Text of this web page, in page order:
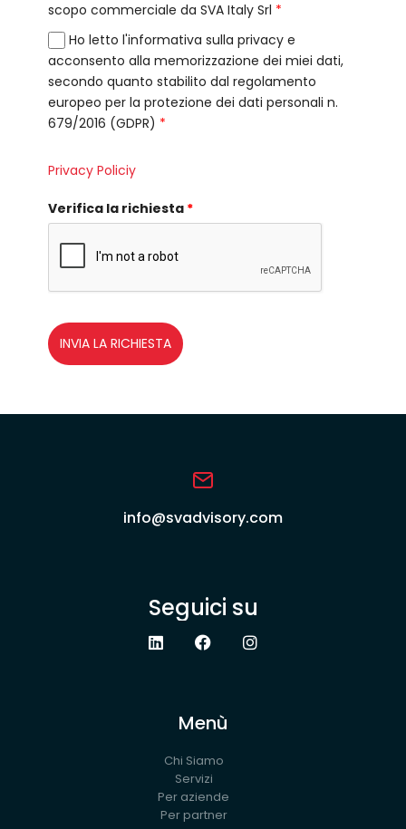
scopo commerciale da SVA Italy Srl *
Ho letto l'informativa sulla privacy e
acconsento alla memorizzazione dei miei dati,
secondo quanto stabilito dal regolamento
europeo per la protezione dei dati personali n.
679/2016 (GDPR) *
Privacy Policiy
Verifica la richiesta *
INVIA LA RICHIESTA
info@svadvisory.com
Seguici su
Menù
Chi Siamo
Servizi
Per aziende
Per partner